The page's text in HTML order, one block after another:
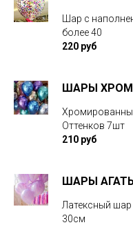
Шар с
более 40
220 руб
ШАРЫ ХРОМ
Оттенков 7шт
210 руб
ШАРЫ
Латексный
30см